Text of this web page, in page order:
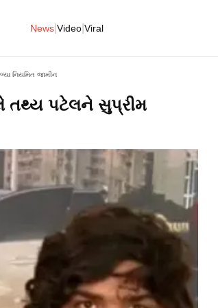
News Video Viral
નિયમિત જામીન
તથ્ય પટેલને સુપ્રીમ